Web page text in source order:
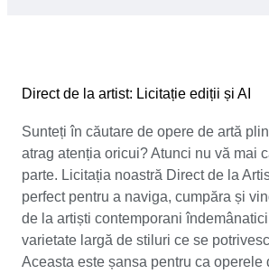
Direct de la artist: Licitație ediții și AI
Sunteți în căutare de opere de artă
atrag atenția oricui? Atunci nu vă mai
parte. Licitația noastră Direct de la
perfect pentru a naviga, cumpăra și
de la artiști contemporani
varietate largă de stiluri ce se
Aceasta este șansa pentru ca operele